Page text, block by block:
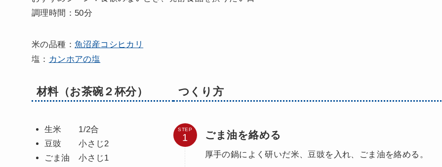
調理時間：50分
米の品種： 魚沼産コシヒカリ
塩： カンホアの塩
材料（お茶碗２杯分）
生米 1/2合
豆豉 小さじ2
ごま油 小さじ1
つくり方
STEP ごま油を絡める
厚手の鍋によく研いだ米、豆豉を入れ、ごま油を絡める。